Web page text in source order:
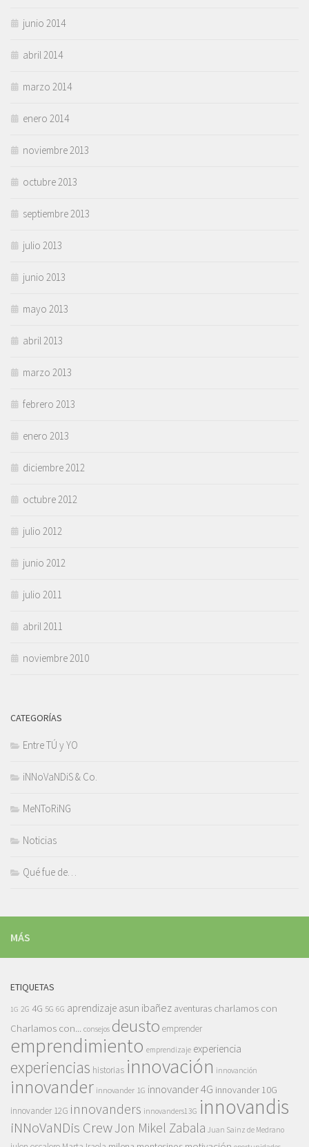
junio 2014
abril 2014
marzo 2014
enero 2014
noviembre 2013
octubre 2013
septiembre 2013
julio 2013
junio 2013
mayo 2013
abril 2013
marzo 2013
febrero 2013
enero 2013
diciembre 2012
octubre 2012
julio 2012
junio 2012
julio 2011
abril 2011
noviembre 2010
CATEGORÍAS
Entre TÚ y YO
iNNoVaNDiS & Co.
MeNToRiNG
Noticias
Qué fue de…
MÁS
ETIQUETAS
1G 2G 4G 5G 6G aprendizaje asun ibañez aventuras charlamos con
Charlamos con... consejos deusto emprender
emprendimiento emprendizaje experiencia
experiencias historias innovación innovanción
innovander innovander 1G innovander 4G innovander 10G
innovander 12G innovanders innovanders13G innovandis
iNNoVaNDis CrewJon Mikel Zabala Juan Sainz de Medrano